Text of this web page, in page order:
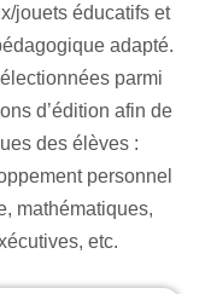
jouets éducatifs et
adapté.
parmi
d’édition afin de
des élèves :
personnel
mathématiques,
etc.